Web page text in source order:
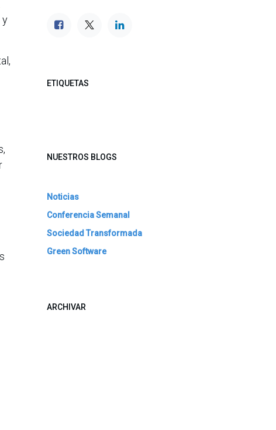
y
ETIQUETAS
NUESTROS BLOGS
Noticias
Conferencia Semanal
Sociedad Transformada
Green Software
ARCHIVAR